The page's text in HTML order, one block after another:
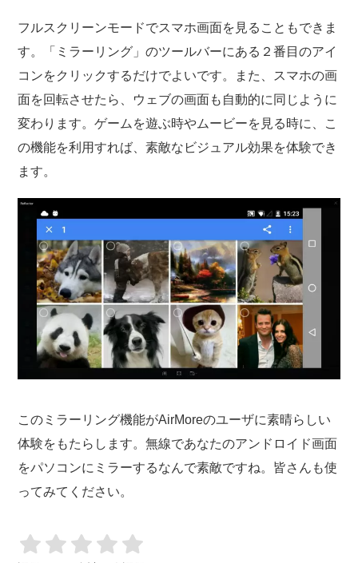
フルスクリーンモードでスマホ画面を見ることもできま
す。「ミラーリング」のツールバーにある２番目のアイ
コンをクリックするだけでよいです。また、スマホの画
面を回転させたら、ウェブの画面も自動的に同じように
変わります。ゲームを遊ぶ時やムービーを見る時に、こ
の機能を利用すれば、素敵なビジュアル効果を体験でき
ます。
このミラーリング機能がAirMoreのユーザに素晴らしい
体験をもたらします。無線であなたのアンドロイド画面
をパソコンにミラーするなんで素敵ですね。皆さんも使
ってみてください。